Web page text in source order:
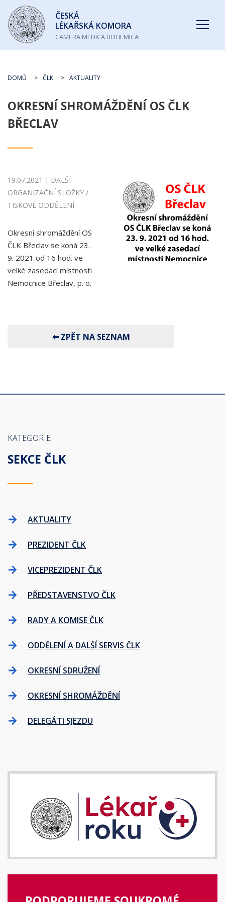
Česká
lékařská
komora
ČESKÁ
LÉKAŘSKÁ KOMORA
CAMERA MEDICA BOHEMICA
DOMŮ ČLK AKTUALITY
OKRESNÍ SHROMÁŽDĚNÍ OS ČLK
BŘECLAV
19.07.2021 | DALŠÍ
ORGANIZAČNÍ SLOŽKY /
TISKOVÉ ODDĚLENÍ
Okresní shromáždění OS
ČLK Břeclav se koná 23.
9. 2021 od 16 hod. ve
velké zasedací místnosti
Nemocnice Břeclav, p. o.
KATEGORIE
SEKCE ČLK
AKTUALITY
PREZIDENT ČLK
VICEPREZIDENT ČLK
PŘEDSTAVENSTVO ČLK
RADY A KOMISE ČLK
ODDĚLENÍ A DALŠÍ SERVIS ČLK
OKRESNÍ SDRUŽENÍ
OKRESNÍ SHROMÁŽDĚNÍ
DELEGÁTI SJEZDU